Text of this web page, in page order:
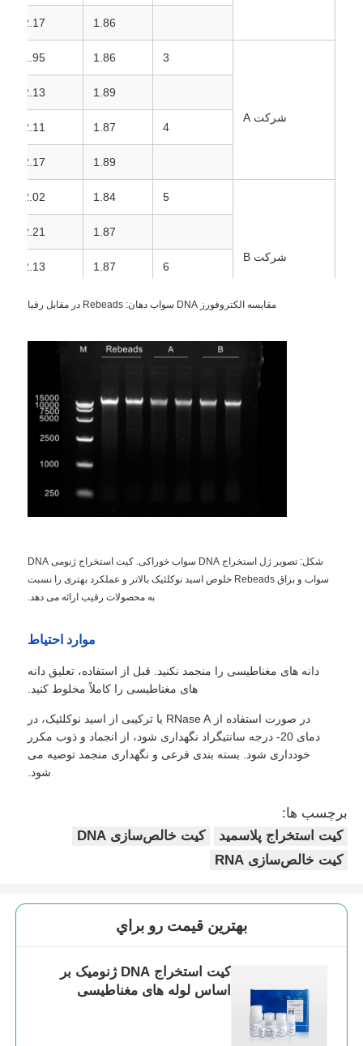
گره های مغناطیسی NGS
مهره‌های مغناطیسی مرتب‌سازی سلولی
خالص‌سازی پروتئین با مهره‌های مغناطیسی
گره های مغناطیسی فعال سطح
ابزار و مواد مصرفی خودکار
1.86
2.17
شرکت A
3
1.86
1.95
1.89
2.13
4
1.87
2.11
1.89
2.17
شرکت B
5
1.84
2.02
1.87
2.21
6
1.87
2.13
1.87
2.16 مقایسه الکتروفورز DNA سواب دهان: Rebeads در مقابل رقبا
شکل: تصویر ژل استخراج DNA سواب خوراکی. کیت استخراج ژنومی DNA
سواب و بزاق Rebeads خلوص اسید نوکلئیک بالاتر و عملکرد بهتری را نسبت
به محصولات رقیب ارائه می دهد.
موارد احتیاط
دانه های مغناطیسی را منجمد نکنید. قبل از استفاده، تعلیق دانه
های مغناطیسی را کاملاً مخلوط کنید.
در صورت استفاده از RNase A یا ترکیبی از اسید نوکلئیک، در
دمای 20- درجه سانتیگراد نگهداری شود، از انجماد و ذوب مکرر
خودداری شود. بسته بندی فرعی و نگهداری منجمد توصیه می
شود.
برچسب ها:
کیت استخراج پلاسمید
کیت خالص‌سازی DNA
کیت خالص‌سازی RNA
بهترين قيمت رو براي
کیت استخراج DNA ژنومیک بر
اساس لوله های مغناطیسی